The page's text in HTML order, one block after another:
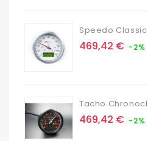
Speedo Classic
Prix
469,42 € -2%
Tacho
Prix
469,42 € -2%